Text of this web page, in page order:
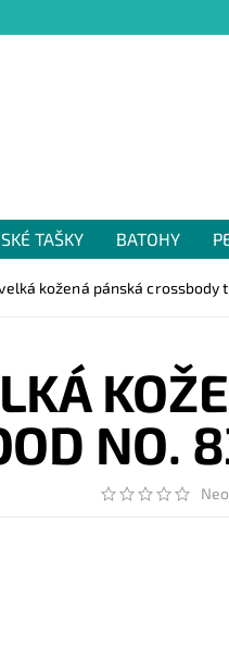
TAŠKY BATOHY
kožená pánská crossbody
NO.